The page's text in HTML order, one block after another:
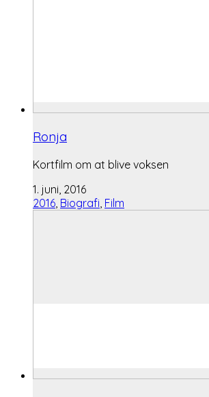
Ronja
Kortfilm om at blive voksen
1. juni, 2016
2016, Biografi, Film